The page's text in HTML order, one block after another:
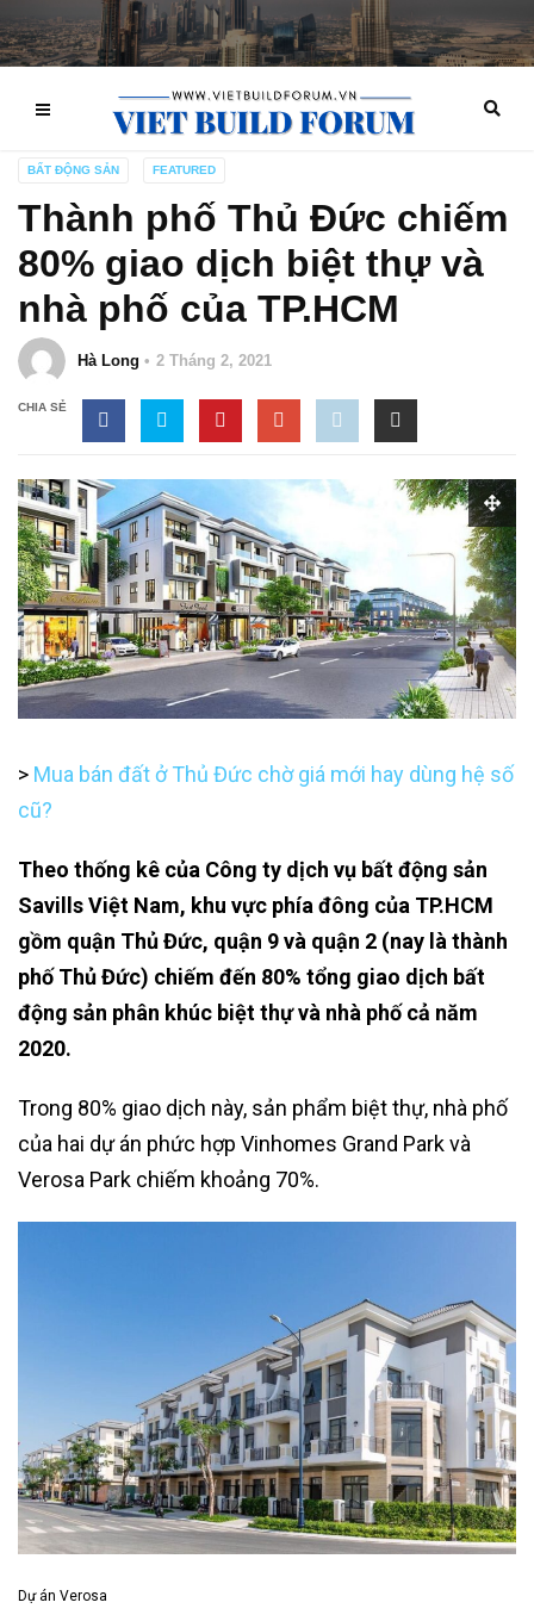
BẤT ĐỘNG SẢN FEATURED
Thành phố Thủ Đức chiếm
80% giao dịch biệt thự và
nhà phố của TP.HCM
Hà Long 2 Tháng 2, 2021
CHIA SẺ
> Mua bán đất ở Thủ Đức chờ giá mới hay dùng hệ số
cũ?
Theo thống kê của Công ty dịch vụ bất động sản
Savills Việt Nam, khu vực phía đông của TP.HCM
gồm quận Thủ Đức, quận 9 và quận 2 (nay là thành
phố Thủ Đức) chiếm đến 80% tổng giao dịch bất
động sản phân khúc biệt thự và nhà phố cả năm
2020.
Trong 80% giao dịch này, sản phẩm biệt thự, nhà phố
của hai dự án phức hợp Vinhomes Grand Park và
Verosa Park chiếm khoảng 70%.
Dự án Verosa